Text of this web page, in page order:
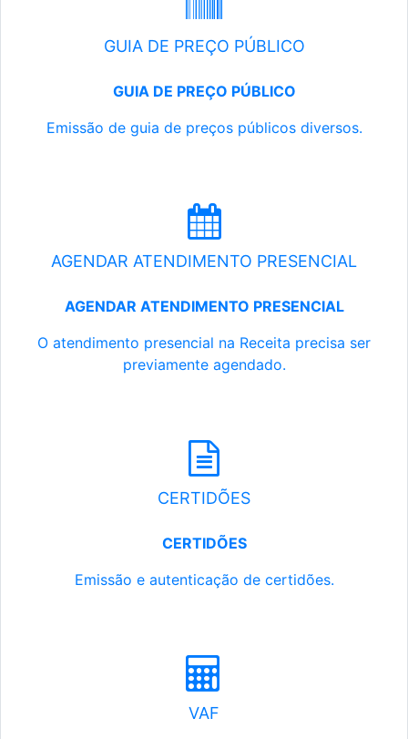
GUIA DE PREÇO PÚBLICO
GUIA DE PREÇO PÚBLICO
Emissão de guia de preços públicos diversos.
AGENDAR ATENDIMENTO PRESENCIAL
AGENDAR ATENDIMENTO PRESENCIAL
O atendimento presencial na Receita precisa ser
previamente agendado.
CERTIDÕES
CERTIDÕES
Emissão e autenticação de certidões.
VAF